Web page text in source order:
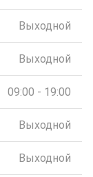
Выходной
Выходной
09:00 - 19:00
Выходной
Выходной